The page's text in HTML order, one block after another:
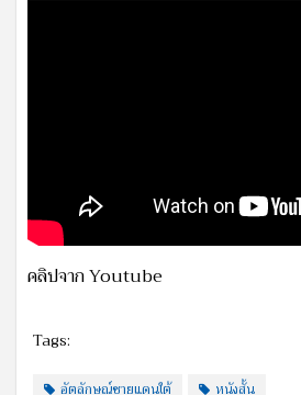
คลิปจาก Youtube
Tags:
อัตลักษณ์ชายแดนใต้ หนังสั้น